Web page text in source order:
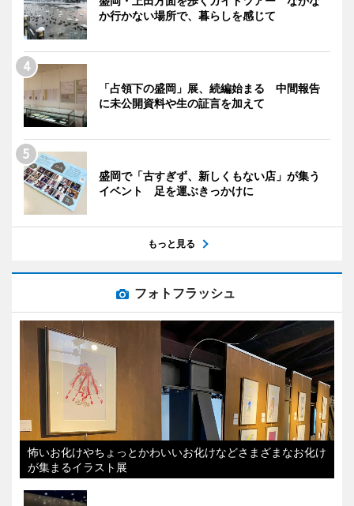
か行かない場所で、暮らしを感じて
「占領下の盛岡」展、続編始まる 中間報告
に未公開資料や生の証言を加えて
盛岡で「古すぎず、新しくもない店」が集う
イベント 足を運ぶきっかけに
もっと見る
フォトフラッシュ
怖いお化けやちょっとかわいいお化けなどさまざまなお化け
が集まるイラスト展